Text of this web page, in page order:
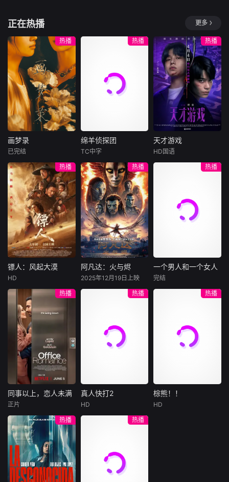
印度影片《调音
师》改编自2010年
的同名法国高分悬
疑短片。故事讲述
了一直假装盲人的
钢琴调音师阿卡
什，在意外成为一
起凶杀案的唯一“目
击证人”后，所遭遇
的种种出其不意的
经历。影片故事波
折惊奇，反转不
断，是2018年度IM
Db评分最高的印度
影片。
灵魂的扭曲与崩
本季节目以“六城寻
鲜之旅”为主线，摒
弃走马观花式的探
店介绍，深度聚焦
“家乡鲜味”，着力
挖掘滇桂美食背后
的乡土情怀与人文
匠心。节目从食
材、手艺、人情三
重维度切入，回归
山野本真与市井生
活，记录西南大地
自然馈赠的原生鲜
味。镜头以灶台为
舞台，聚焦一代代
本土守味匠人。他
抗工业化速成模
式；同时与时俱
进、大胆创新，在
仅是地域饮食符
号，更承载着家族
节目以食化人、以
释精益求精的工匠
精神，用人间烟火
正在热播 更多
热播
画梦录
林柏叡
民国的上海滩，身
怀绝技的孤女画师
许雁真，意外与身
陷危局的融汇银行
总账姜心羽产生交
集。姜心羽遭人陷
害，只得与许雁真
结盟，彼时银行欲
将国宝名画低价卖
给外国人，许雁真
仿造名画、偷天换
日。几经波折，两
人联手在各方势力
的夹缝间巧妙周
旋，共历险阻，破
解重重困境。
画梦录
已完结
热播
绵羊侦探团
尼可拉斯·博朗
尼古拉斯·加利齐纳
牧羊人乔治
（休·杰克曼饰）最
爱给羊群读侦探小
说，没想到自己有
一天会离奇死亡。
他留下的3000万
巨额遗产，让每个
人貌似都有犯罪动
机。警察毫无头绪
“不务正业”迈出牧
绵羊侦探团
TC中字
热播
天才游戏
饰），被偏执富家
公子陈伦（丁禹兮
饰）选中，被迫踏
表、神秘女友全部
备齐，在陈伦的精
瞬间拥有顶配人
天才游戏
HD国语
热播
镖人：风起大漠
于适
大漠之上，镖人、
官府、西域五大家
族等多方势力盘根
错节、暗潮涌动。
“天字第二号逃犯”
刀马接下特殊押镖
任务，和同伴一起
从西域护镖远赴长
安。不料，他们的
护送对象竟是“天字
郎……天下熙熙皆
为利来，各方势力
闻风入局，抢镖厮
杀接连上演……
镖人：风起大漠
HD
热播
阿凡达：火与烬
与奈蒂莉一家的命
运起伏，在前作的
情感余波之上，深
连的情感纽带的历
程，从而将故事推
维度。此外，潘多
阿凡达：火与烬
2025年12月19日上映
热播
一个男人和一个女人
饰）飞机同时落
地，入住同一家酒
店，成为一墙之隔
陷入的困境，健
康、家庭、婚姻、
一个男人和一个女人
完结
热播
同事以上，恋人未满
布雷特·戈德斯坦
贝蒂·吉尔平
洛佩兹饰演的航空
公司 和戈德斯坦饰
演的律师因职业合
作的契机发展出了
同事以上，恋人未满
正片
热播
真人快打2
员强尼·凯奇（卡尔·
厄本饰）被意外选
中，加入一场决定
真人快打2
HD
热播
棕熊！！
棕熊！！
HD
热播
热播